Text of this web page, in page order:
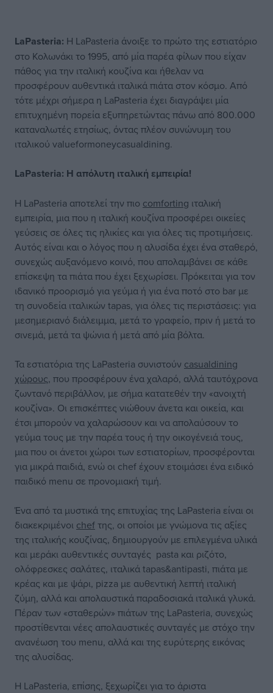
LaPasteria: Η LaPasteria άνοιξε το πρώτο της εστιατόριο
στο Κολωνάκι το 1995, από μία παρέα φίλων που είχαν
πάθος για την ιταλική κουζίνα και ήθελαν να
προσφέρουν αυθεντικά ιταλικά πιάτα στον κόσμο. Από
τότε μέχρι σήμερα η LaPasteria έχει διαγράψει μία
επιτυχημένη πορεία εξυπηρετώντας πάνω από 800.000
καταναλωτές ετησίως, όντας πλέον συνώνυμη του
ιταλικού valueformoneycasualdining.
LaPasteria: H απόλυτη ιταλική εμπειρία!
Η LaPasteria αποτελεί την πιο comforting ιταλική
εμπειρία, μια που η ιταλική κουζίνα προσφέρει οικείες
γεύσεις σε όλες τις ηλικίες και για όλες τις προτιμήσεις.
Αυτός είναι και ο λόγος που η αλυσίδα έχει ένα σταθερό,
συνεχώς αυξανόμενο κοινό, που απολαμβάνει σε κάθε
επίσκεψη τα πιάτα που έχει ξεχωρίσει. Πρόκειται για τον
ιδανικό προορισμό για γεύμα ή για ένα ποτό στο bar με
τη συνοδεία ιταλικών tapas, για όλες τις περιστάσεις: για
μεσημεριανό διάλειμμα, μετά το γραφείο, πριν ή μετά το
σινεμά, μετά τα ψώνια ή μετά από μία βόλτα.
Τα εστιατόρια της LaPasteria συνιστούν casualdining
χώρους, που προσφέρουν ένα χαλαρό, αλλά ταυτόχρονα
ζωντανό περιβάλλον, με σήμα κατατεθέν την «ανοιχτή
κουζίνα». Οι επισκέπτες νιώθουν άνετα και οικεία, και
έτσι μπορούν να χαλαρώσουν και να απολαύσουν το
γεύμα τους με την παρέα τους ή την οικογένειά τους,
μια που οι άνετοι χώροι των εστιατορίων, προσφέρονται
για μικρά παιδιά, ενώ οι chef έχουν ετοιμάσει ένα ειδικό
παιδικό menu σε προνομιακή τιμή.
Ένα από τα μυστικά της επιτυχίας της LaPasteria είναι οι
διακεκριμένοι chefτης, οι οποίοι με γνώμονα τις αξίες
της ιταλικής κουζίνας, δημιουργούν με επιλεγμένα υλικά
και μεράκι αυθεντικές συνταγές pasta και ριζότο,
ολόφρεσκες σαλάτες, ιταλικά tapas&antipasti, πιάτα με
κρέας και με ψάρι, pizza με αυθεντική λεπτή ιταλική
ζύμη, αλλά και απολαυστικά παραδοσιακά ιταλικά γλυκά.
Πέραν των «σταθερών» πιάτων της LaPasteria, συνεχώς
προστίθενται νέες απολαυστικές συνταγές με στόχο την
ανανέωση του menu, αλλά και της ευρύτερης εικόνας
της αλυσίδας.
Η LaPasteria, επίσης, ξεχωρίζει για το άριστα